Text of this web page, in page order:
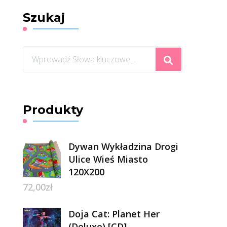
Szukaj
Szukasz
Produkty
Dywan Wykładzina Drogi
Ulice Wieś Miasto
120X200
72,00zł
Doja Cat: Planet Her